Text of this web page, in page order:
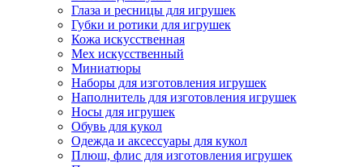
Глаза и ресницы для игрушек
Губки и ротики для игрушек
Кожа искусственная
Мех искусственный
Миниатюры
Наборы для изготовления игрушек
Наполнитель для изготовления игрушек
Носы для игрушек
Обувь для кукол
Одежда и аксессуары для кукол
Плюш, флис для изготовления игрушек